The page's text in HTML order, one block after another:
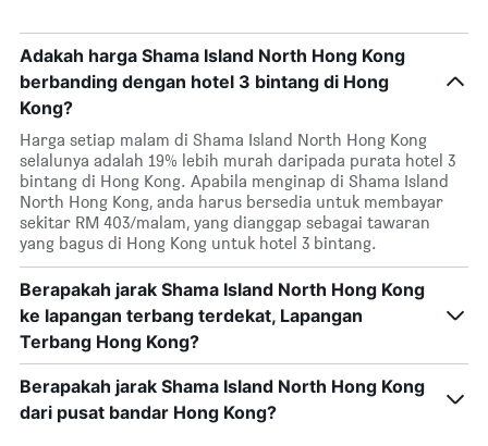
Adakah harga Shama Island North Hong Kong
berbanding dengan hotel 3 bintang di Hong
Kong?
Harga setiap malam di Shama Island North Hong Kong
selalunya adalah 19% lebih murah daripada purata hotel 3
bintang di Hong Kong. Apabila menginap di Shama Island
North Hong Kong, anda harus bersedia untuk membayar
sekitar RM 403/malam, yang dianggap sebagai tawaran
yang bagus di Hong Kong untuk hotel 3 bintang.
Berapakah jarak Shama Island North Hong Kong
ke lapangan terbang terdekat, Lapangan
Terbang Hong Kong?
Berapakah jarak Shama Island North Hong Kong
dari pusat bandar Hong Kong?